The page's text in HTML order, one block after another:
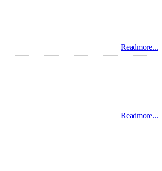
Readmore...
Readmore...